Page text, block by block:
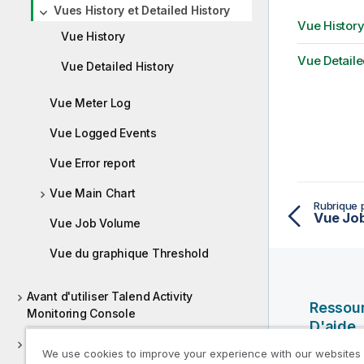
Vues History et Detailed History
Vue History
Vue Detailed History
Vue Meter Log
Vue Logged Events
Vue Error report
Vue Main Chart
Vue Job Volume
Vue du graphique Threshold
Avant d'utiliser Talend Activity
Monitoring Console
Console
Vue History
Vue
Rubrique
Vue
D'aide
Vidéos
We use cookies to improve your experience with our websites